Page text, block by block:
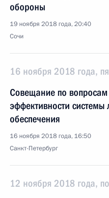
обороны
19 ноября 2018 года, 20:40
Сочи
16 ноября 2018 года,
Совещание по
эффективности системы
обеспечения
16 ноября 2018 года, 16:50
Санкт-Петербург
12 ноября 2018 года,